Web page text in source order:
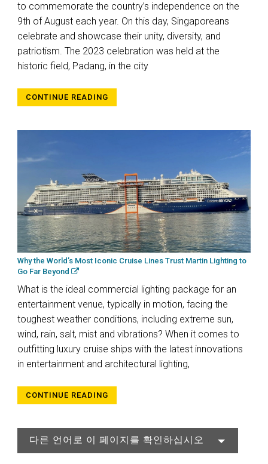
to commemorate the country’s independence on the
9th of August each year. On this day, Singaporeans
celebrate and showcase their unity, diversity, and
patriotism. The 2023 celebration was held at the
historic field, Padang, in the city
CONTINUE READING
Why the World’s Most Iconic Cruise Lines Trust Martin Lighting to
Go Far Beyond
What is the ideal commercial lighting package for an
entertainment venue, typically in motion, facing the
toughest weather conditions, including extreme sun,
wind, rain, salt, mist and vibrations? When it comes to
outfitting luxury cruise ships with the latest innovations
in entertainment and architectural lighting,
CONTINUE READING
다른 언어로 이 페이지를 확인하십시오